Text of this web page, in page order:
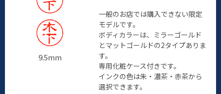
9.5mm
一般のお店では購入できない限定
モデルです。
ボディカラーは、ミラーゴールド
とマットゴールドの2タイプありま
す。
専用化粧ケース付きです。
インクの色は朱・濃茶・赤茶から
選択できます。